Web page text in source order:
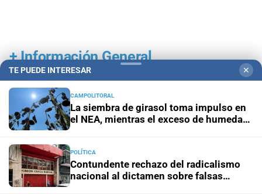
+Información General
TE PUEDE INTERESAR ✕
CAMPOLITORAL
La siembra de girasol toma impulso en
el NEA, mientras el exceso de humedad
POLÍTICA
Contundente rechazo del radicalismo
nacional al dictamen sobre falsas